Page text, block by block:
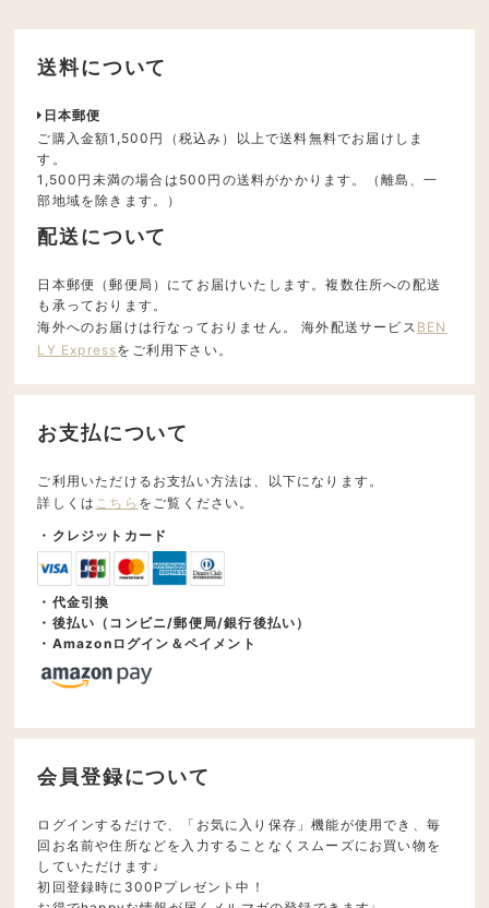
送料について
日本郵便
ご購入金額1,500円（税込み）以上で送料無料でお届けしま
す。
1,500円未満の場合は500円の送料がかかります。（離島、一
部地域を除きます。）
配送について
日本郵便（郵便局）にてお届けいたします。複数住所への配送
も承っております。
海外へのお届けは行なっておりません。 海外配送サービス BEN
LY Expressをご利用下さい。
お支払について
ご利用いただけるお支払い方法は、以下になります。
詳しくは こちら をご覧ください。
・クレジットカード
・代金引換
・後払い（コンビニ/郵便局/銀行後払い）
・Amazonログイン＆ペイメント
会員登録について
ログインするだけで、「お気に入り保存」機能が使用でき、毎
回お名前や住所などを入力することなくスムーズにお買い物を
していただけます♩
初回登録時に300Pプレゼント中！